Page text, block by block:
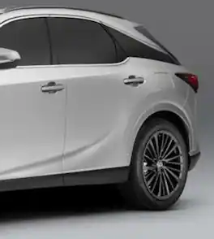
அதிக செயல்திறன்
லட்சம் எக்ஸ்-ஷோரூம்
ஷோரூம் விலையிலும்
X5, ஜீப் கிராண்டு